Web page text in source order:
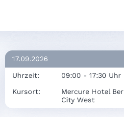
17.09.2026
Uhrzeit: 09:00 - 17:30 Uhr
Kursort:
Mercure Hotel
City West